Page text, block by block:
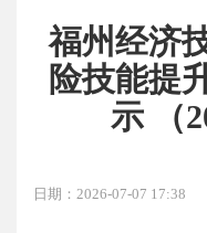
福州经济
险技能提
示 （
日期：2026-07-07 17:38